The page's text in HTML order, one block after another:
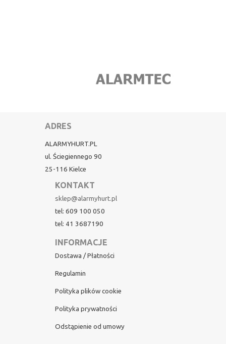
ADRES
ALARMYHURT.PL
ul. Ściegiennego 90
25-116 Kielce
KONTAKT
sklep@alarmyhurt.pl
tel: 609 100 050
tel: 41 3687190
INFORMACJE
Dostawa / Płatności
Regulamin
Polityka plików cookie
Polityka prywatności
Odstąpienie od umowy